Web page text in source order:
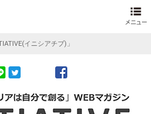
イニシアチブ)」